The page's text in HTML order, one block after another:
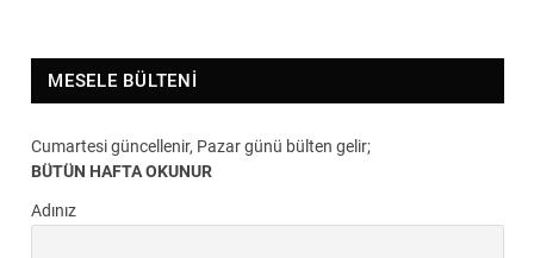
MESELE BÜLTENI
Cumartesi güncellenir, Pazar günü bülten gelir;
BÜTÜN HAFTA OKUNUR
Adınız